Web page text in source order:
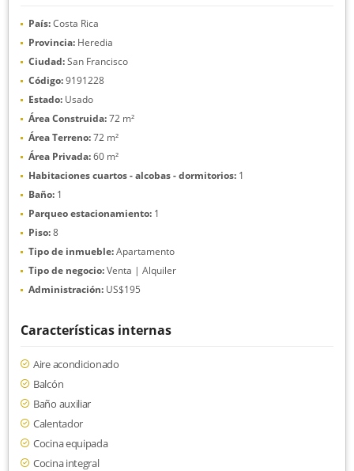
País:Costa Rica
Provincia: Heredia
Ciudad:San Francisco
Código:9191228
Estado: Usado
Área Construida:72 m²
Área Terreno:72 m²
Área Privada:60 m²
Habitaciones cuartos - alcobas - dormitorios: 1
Baño: 1
Parqueo estacionamiento: 1
Piso:8
Tipo de inmueble:Apartamento
Tipo de negocio:Venta | Alquiler
Administración: US$195
Características internas
Aire acondicionado
Balcón
Baño auxiliar
Calentador
Cocina equipada
Cocina integral